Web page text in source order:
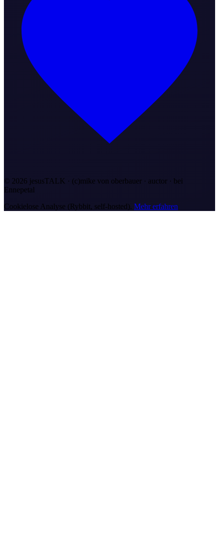
© 2026 jesusTALK · (c)mike von oberbauer · auctor · bei
Ennepetal
Cookielose Analyse (Rybbit, self-hosted). Mehr erfahren